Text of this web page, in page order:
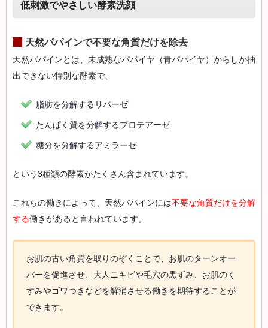
低刺激でやさしい酵素洗顔
天然パパインで不要な角質だけを除去
天然パパインとは、未成熟なパパイヤ（青パパイヤ）からしか抽
出できない特別な酵素で、
脂肪を分解するリパーゼ
たんぱく質を分解するプロテアーゼ
糖分を分解するアミラーゼ
という3種類の酵素がたくさん含まれています。
これらの働きによって、天然パパインには不要な角質だけを分解
する働きがあると言われています。
お肌の古い角質を取りのぞくことで、お肌のターンオー
バーを促進させ、大人ニキビや毛穴の黒ずみ、お肌のく
すみやゴワつきなどを解消させる働きを期待することが
できます。